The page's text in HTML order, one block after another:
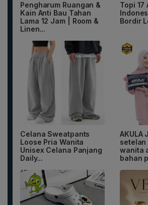
Pengharum Ruangan &
Kain Anti Bau Tahan
Lama 12 Jam | Room &
Linen...
Topi 17
Bordir
Celana Sweatpants
Loose Pria Wanita
Unisex Celana Panjang
Daily...
AKULA
wanita
bahan